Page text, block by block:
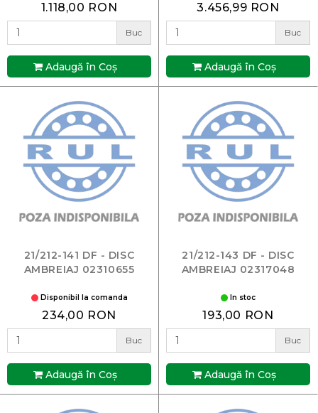
1.118,00 RON
Buc
Adaugă în Coş
3.456,99 RON
Buc
Adaugă în Coş
21/212-141 DF - DISC
AMBREIAJ 02310655
Disponibil la comanda
234,00 RON
Buc
Adaugă în Coş
21/212-143 DF - DISC
AMBREIAJ 02317048
In stoc
193,00 RON
Buc
Adaugă în Coş